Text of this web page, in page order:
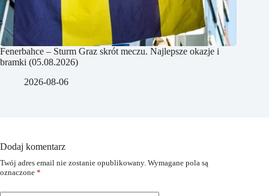
Fenerbahce – Sturm Graz skrót meczu. Najlepsze okazje i
bramki (05.08.2026)
2026-08-06
Dodaj komentarz
Twój adres email nie zostanie opublikowany. Wymagane pola są
oznaczone *